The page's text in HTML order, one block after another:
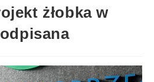
żłobka w